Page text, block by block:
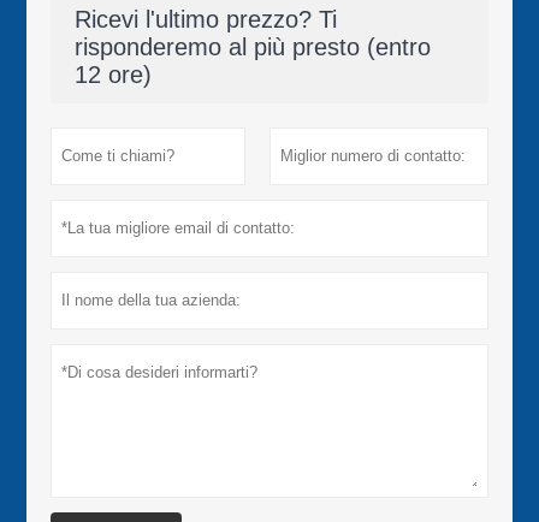
Ricevi l'ultimo prezzo? Ti
risponderemo al più presto (entro
12 ore)